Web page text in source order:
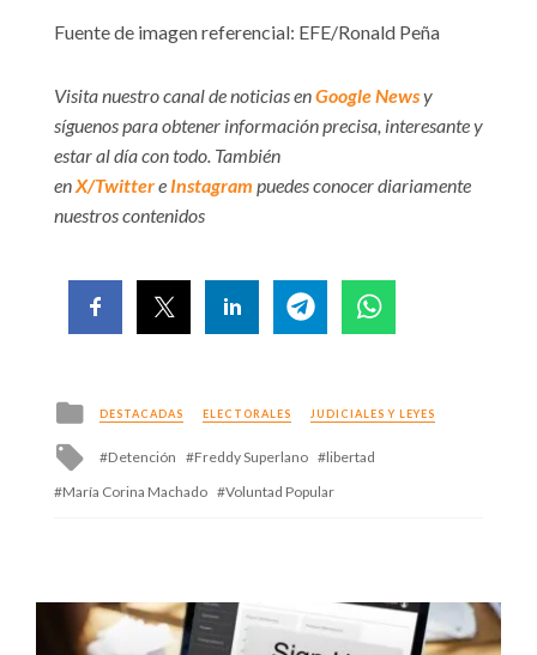
Fuente de imagen referencial: EFE/Ronald Peña
Visita nuestro canal de noticias enGoogle Newsy
síguenos para obtener información precisa, interesante y
estar al día con todo. También
enX/Twittere Instagram puedes conocer diariamente
nuestros contenidos
Posted
in
DESTACADAS ELECTORALES JUDICIALES Y LEYES
Tagged
Detención Freddy Superlano
libertad
María Corina Machado
Voluntad Popular